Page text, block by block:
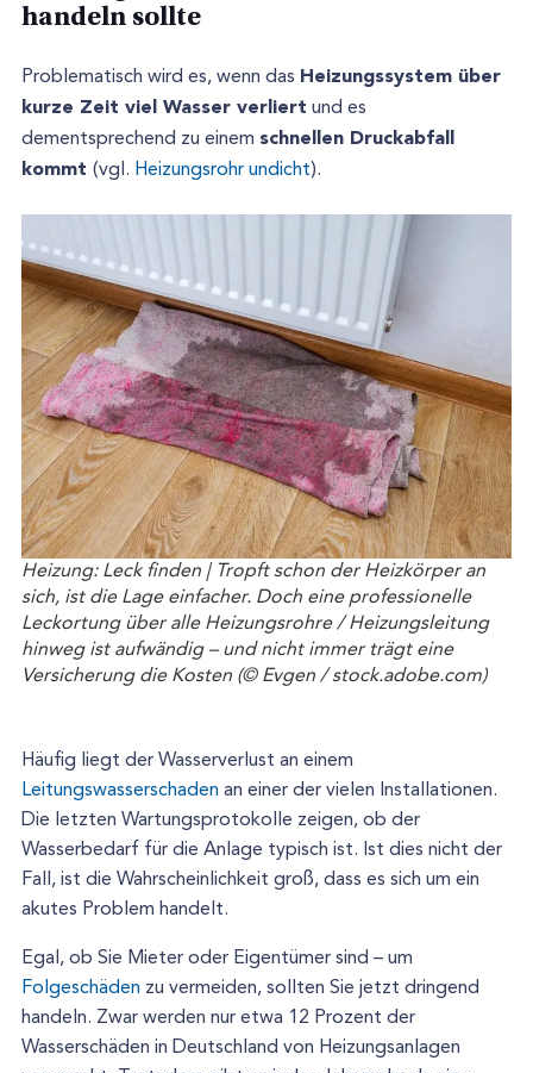
handeln sollte
Problematisch wird es, wenn das Heizungssystem über
kurze Zeit viel Wasser verliert und es
dementsprechend zu einem schnellen Druckabfall
kommt (vgl. Heizungsrohr undicht).
Heizung: Leck finden | Tropft schon der Heizkörper an
sich, ist die Lage einfacher. Doch eine professionelle
Leckortung über alle Heizungsrohre / Heizungsleitung
hinweg ist aufwändig – und nicht immer trägt eine
Versicherung die Kosten (© Evgen / stock.adobe.com)
Häufig liegt der Wasserverlust an einem
Leitungswasserschaden an einer der vielen Installationen.
Die letzten Wartungsprotokolle zeigen, ob der
Wasserbedarf für die Anlage typisch ist. Ist dies nicht der
Fall, ist die Wahrscheinlichkeit groß, dass es sich um ein
akutes Problem handelt.
Egal, ob Sie Mieter oder Eigentümer sind – um
Folgeschäden zu vermeiden, sollten Sie jetzt dringend
handeln. Zwar werden nur etwa 12 Prozent der
Wasserschäden in Deutschland von Heizungsanlagen